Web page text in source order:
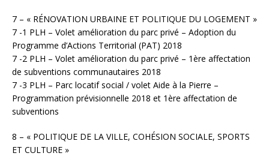
7 – « RÉNOVATION URBAINE ET POLITIQUE DU LOGEMENT »
7 -1 PLH – Volet amélioration du parc privé – Adoption du
Programme d’Actions Territorial (PAT) 2018
7 -2 PLH – Volet amélioration du parc privé – 1ère affectation
de subventions communautaires 2018
7 -3 PLH – Parc locatif social / volet Aide à la Pierre –
Programmation prévisionnelle 2018 et 1ère affectation de
subventions
8 – « POLITIQUE DE LA VILLE, COHÉSION SOCIALE, SPORTS
ET CULTURE »